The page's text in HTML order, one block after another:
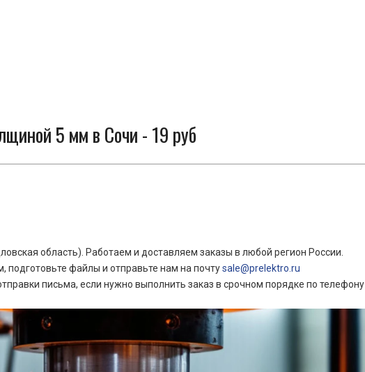
5 мм в Сочи - 19 руб
область). Работаем и доставляем заказы в любой регион России.
файлы и отправьте нам на почтуsale@prelektro.ru
письма, если нужно выполнить заказ в срочном порядке по телефону